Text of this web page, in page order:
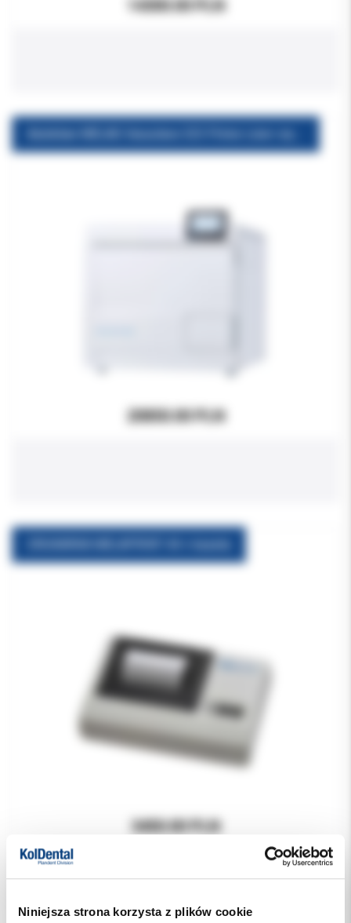
Niniejsza strona korzysta z plików cookie
14300.00 PLN
20850.00 PLN
3450.00 PLN